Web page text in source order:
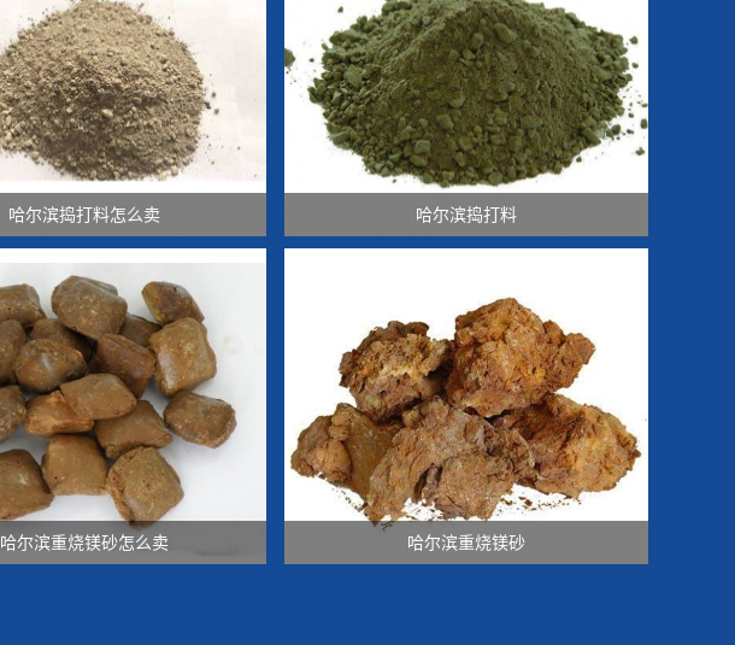
哈尔滨捣打料怎么卖 哈尔滨捣打料
哈尔滨重烧镁砂怎么卖 哈尔滨重烧镁砂